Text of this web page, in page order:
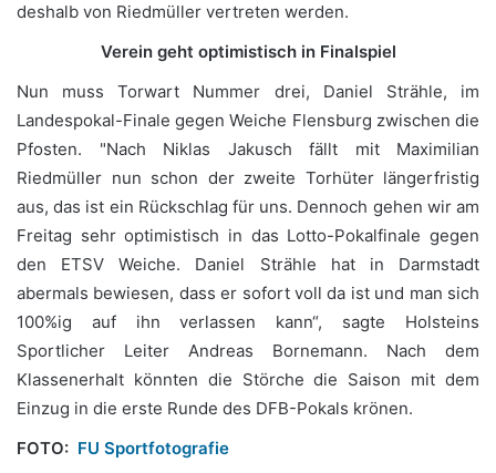
deshalb von Riedmüller vertreten werden.
Verein geht optimistisch in Finalspiel
Nun muss Torwart Nummer drei, Daniel Strähle, im
Landespokal-Finale gegen Weiche Flensburg zwischen die
Pfosten. "Nach Niklas Jakusch fällt mit Maximilian
Riedmüller nun schon der zweite Torhüter längerfristig
aus, das ist ein Rückschlag für uns. Dennoch gehen wir am
Freitag sehr optimistisch in das Lotto-Pokalfinale gegen
den ETSV Weiche. Daniel Strähle hat in Darmstadt
abermals bewiesen, dass er sofort voll da ist und man sich
100%ig auf ihn verlassen kann“, sagte Holsteins
Sportlicher Leiter Andreas Bornemann. Nach dem
Klassenerhalt könnten die Störche die Saison mit dem
Einzug in die erste Runde des DFB-Pokals krönen.
FOTO: FU Sportfotografie